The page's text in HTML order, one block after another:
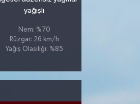
yağışlı
Nem: %70
Rüzgar: 26 km/h
Yağış Olasılığı: %85